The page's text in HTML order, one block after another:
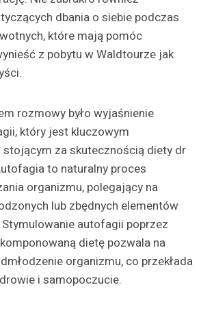
dbania o siebie podczas
które mają pomóc
z pobytu w Waldtourze jak
rozmowy było wyjaśnienie
który jest kluczowym
za skutecznością diety dr
to naturalny proces
organizmu, polegający na
lub zbędnych elementów
autofagii poprzez
dietę pozwala na
organizmu, co przekłada
i samopoczucie.